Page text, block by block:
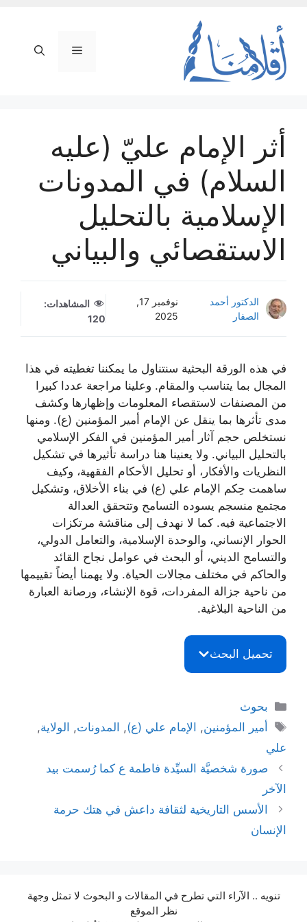
المحتوى
القائمة
أثر الإمام عليّ (عليه
السلام) في المدونات
الإسلامية بالتحليل
الاستقصائي والبياني
الدكتور أحمد
الصفار
نوفمبر 17,
2025
المشاهدات:
120
في هذه الورقة البحثية سنتناول ما يمكننا تغطيته في هذا
المجال بما يتناسب والمقام. وعلينا مراجعة عددا كبيرا
من المصنفات لاستقصاء المعلومات وإظهارها وكشف
مدى تأثرها بما ينقل عن الإمام أمير المؤمنين (ع). ومنها
نستخلص حجم آثار أمير المؤمنين في الفكر الإسلامي
بالتحليل البياني. ولا يعنينا هنا دراسة تأثيرها في تشكيل
النظريات والأفكار، أو تحليل الأحكام الفقهية، وكيف
ساهمت حِكم الإمام علي (ع) في بناء الأخلاق، وتشكيل
مجتمع منسجم يسوده التسامح وتتحقق العدالة
الاجتماعية فيه. كما لا نهدف إلى مناقشة مرتكزات
الحوار الإنساني، والوحدة الإسلامية، والتعامل الدولي،
والتسامح الديني، أو البحث في عوامل نجاح القائد
والحاكم في مختلف مجالات الحياة. ولا يهمنا أيضاً تقييمها
من ناحية جزالة المفردات، قوة الإنشاء، ورصانة العبارة
من الناحية البلاغية.
تحميل البحث
التصنيفات
بحوث
الوسوم
أمير المؤمنين, الإمام علي (ع), المدونات, الولاية,
علي
صورة شخصيَّة السيِّدة فاطمة ع كما رُسمت بيد
الآخر
الأسس التاريخية لثقافة داعش في هتك حرمة
الإنسان
تنويه .. الآراء التي تطرح في المقالات و البحوث لا تمثل وجهة
نظر الموقع